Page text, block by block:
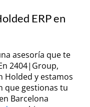
ERP en
asesoría que te
2404|Group,
Holded y estamos
que gestionas tu
Barcelona